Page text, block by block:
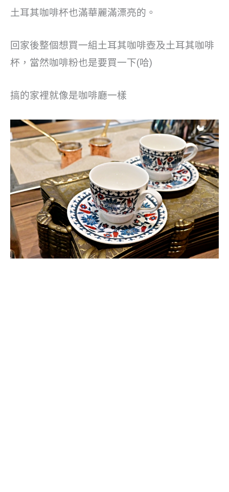
土耳其咖啡杯也滿華麗滿漂亮的。
回家後整個想買一組土耳其咖啡壺及土耳其咖啡
杯，當然咖啡粉也是要買一下(哈)
搞的家裡就像是咖啡廳一樣